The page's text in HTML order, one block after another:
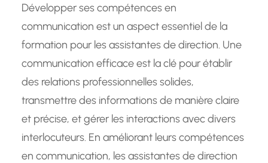
Développer ses compétences en
communication est un aspect essentiel de la
formation pour les assistantes de direction. Une
communication efficace est la clé pour établir
des relations professionnelles solides,
transmettre des informations de manière claire
et précise, et gérer les interactions avec divers
interlocuteurs. En améliorant leurs compétences
en communication, les assistantes de direction